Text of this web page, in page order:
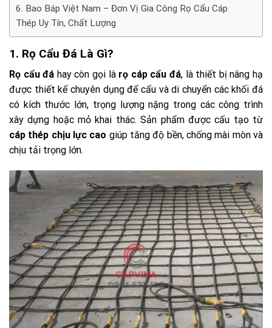
6. Bao Báp Việt Nam – Đơn Vị Gia Công Rọ Cẩu Cáp
Thép Uy Tín, Chất Lượng
1. Rọ Cẩu Đá Là Gì?
Rọ cẩu đá hay còn gọi là rọ cáp cẩu đá, là thiết bị nâng hạ
được thiết kế chuyên dụng để cẩu và di chuyển các khối đá
có kích thước lớn, trọng lượng nặng trong các công trình
xây dựng hoặc mỏ khai thác. Sản phẩm được cấu tạo từ
cáp thép chịu lực cao giúp tăng độ bền, chống mài mòn và
chịu tải trọng lớn.